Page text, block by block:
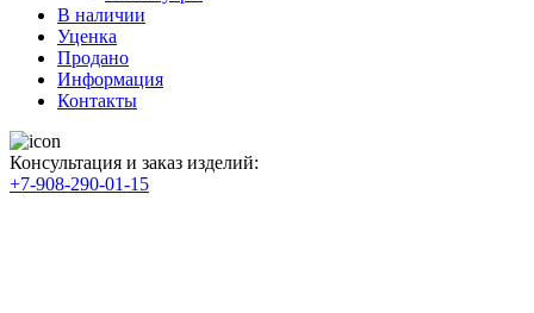
В наличии
Уценка
Продано
Информация
Контакты
Консультация и заказ изделий:
+7-908-290-01-15